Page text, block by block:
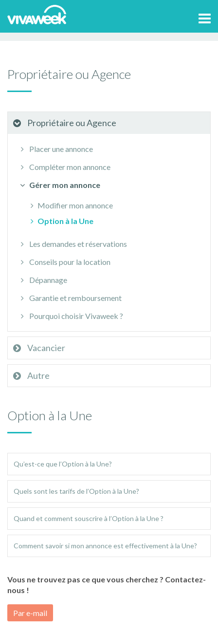
Accueil> Aide et contact
Gérer mon annonce
Propriétaire ou Agence
Propriétaire ou Agence
Placer une annonce
Compléter mon annonce
Gérer mon annonce
Modifier mon annonce
Option à la Une
Les demandes et réservations
Conseils pour la location
Dépannage
Garantie et remboursement
Pourquoi choisir Vivaweek ?
Vacancier
Autre
Option à la Une
Qu’est-ce que l’Option à la Une?
Quels sont les tarifs de l’Option à la Une?
Quand et comment souscrire à l’Option à la Une ?
Comment savoir si mon annonce est effectivement à la Une?
Vous ne trouvez pas ce que vous cherchez ? Contactez-
nous !
Par e-mail